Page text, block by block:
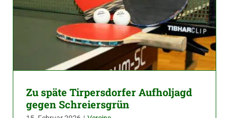
Zu späte Tirpersdorfer Aufholjagd
gegen Schreiersgrün